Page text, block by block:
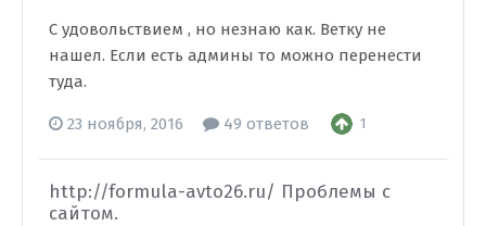
С удовольствием , но незнаю как. Ветку не
нашел. Если есть админы то можно перенести
туда.
23 ноября, 2016 49 ответов 1
http://formula-avto26.ru/ Проблемы с
сайтом.